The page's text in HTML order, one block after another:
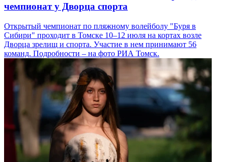
чемпионат у Дворца спорта
Открытый чемпионат по пляжному волейболу "Буря в
Сибири" проходит в Томске 10–12 июля на кортах возле
Дворца зрелищ и спорта. Участие в нем принимают 56
команд. Подробности – на фото РИА Томск.